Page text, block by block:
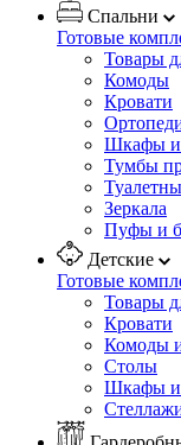
Спальни
Готовые
Товары
Комоды
Кровати
Шкафы и
Тумбы
Зеркала
Пуфы и
Детские
Готовые
Товары
Кровати
Комоды
Столы
Шкафы и